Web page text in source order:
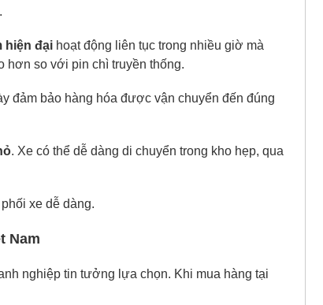
hiện đại hoạt động liên tục trong nhiều giờ mà
hơn so với pin chì truyền thống.
đảm bảo hàng hóa được vận chuyển đến đúng
. Xe có thể dễ dàng di chuyển trong kho hẹp, qua
xe dễ dàng.
Nam
nghiệp tin tưởng lựa chọn. Khi mua hàng tại